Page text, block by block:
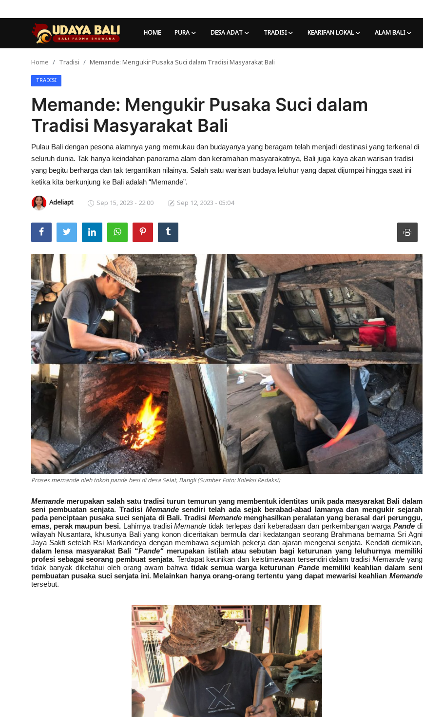
HOME PURA DESA ADAT TRADISI KEARIFAN LOKAL ALAM BALI
Desa Adat
Kearifan lokal
Alam Bali
Indonesia
Home Tradisi Memande: Mengukir Pusaka Suci dalam Tradisi Masyarakat Bali
TRADISI
Memande: Mengukir Pusaka Suci dalam
Tradisi Masyarakat Bali
Pulau Bali dengan pesona alamnya yang memukau dan budayanya yang beragam telah menjadi destinasi yang terkenal di
seluruh dunia. Tak hanya keindahan panorama alam dan keramahan masyarakatnya, Bali juga kaya akan warisan tradisi
yang begitu berharga dan tak tergantikan nilainya. Salah satu warisan budaya leluhur yang dapat dijumpai hingga saat ini
ketika kita berkunjung ke Bali adalah “Memande”.
Adeliapt Sep 15, 2023 - 22:00 Sep 12, 2023 - 05:04
Proses memande oleh tokoh pande besi di desa Selat, Bangli (Sumber Foto: Koleksi Redaksi)
Memande merupakan salah satu tradisi turun temurun yang membentuk identitas unik pada masyarakat Bali dalam
seni pembuatan senjata.Tradisi Memandesendiri telah ada sejak berabad-abad lamanya dan mengukir sejarah
pada penciptaan pusaka suci senjata di Bali. Tradisi Memandemenghasilkan peralatan yang berasal dari perunggu,
emas, perak maupun besi. Lahirnya tradisiMemande tidak terlepas dari keberadaan dan perkembangan warga Pandedi
wilayah Nusantara, khusunya Bali yang konon diceritakan bermula dari kedatangan seorang Brahmana bernama Sri Agni
Jaya Sakti setelah Rsi Markandeya dengan membawa sejumlah pekerja dan ajaran mengenai senjata. Kendati demikian,
dalam lensa masyarakat Bali “Pande“ merupakan istilah atau sebutan bagi keturunan yang leluhurnya memiliki
profesi sebagai seorang pembuat senjata. Terdapat keunikan dan keistimewaan tersendiri dalam tradisi Memandeyang
tidak banyak diketahui oleh orang awam bahwa tidak semua warga keturunan Pandememiliki keahlian dalam seni
pembuatan pusaka suci senjata ini. Melainkan hanya orang-orang tertentu yang dapat mewarisi keahlian Memande
tersebut.